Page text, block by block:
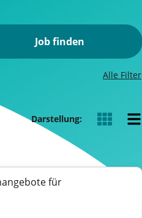
Job finden
Alle Filter
Darstellung:
für